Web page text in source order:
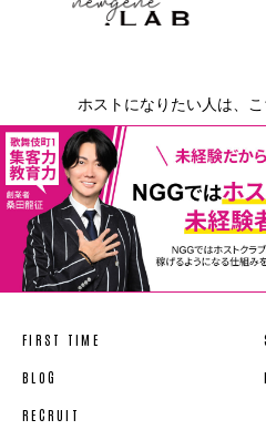
ホストになりたい人は、
FIRST TIME
BLOG
RECRUIT